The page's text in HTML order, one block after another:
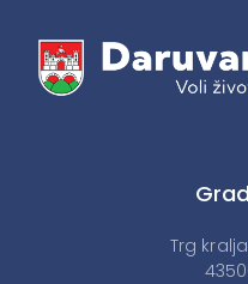
Trg